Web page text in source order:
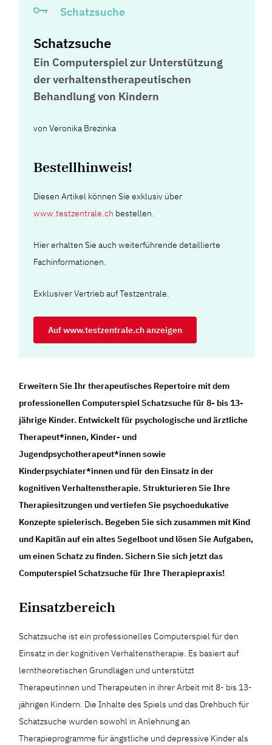
Schatzsuche
Schatzsuche
Ein Computerspiel zur Unterstützung
der verhaltenstherapeutischen
Behandlung von Kindern
vonVeronika Brezinka
Bestellhinweis!
Diesen Artikel können Sie exklusiv über
www.testzentrale.ch bestellen.
Hier erhalten Sie auch weiterführende detaillierte
Fachinformationen.
Exklusiver Vertrieb auf Testzentrale.
Auf www.testzentrale.ch anzeigen
Erweitern Sie Ihr therapeutisches Repertoire mit dem
professionellen Computerspiel Schatzsuche für 8- bis 13-
jährige Kinder. Entwickelt für psychologische und ärztliche
Therapeut*innen, Kinder- und
Jugendpsychotherapeut*innen sowie
Kinderpsychiater*innen und für den Einsatz in der
kognitiven Verhaltenstherapie. Strukturieren Sie Ihre
Therapiesitzungen und vertiefen Sie psychoedukative
Konzepte spielerisch. Begeben Sie sich zusammen mit Kind
und Kapitän auf ein altes Segelboot und lösen Sie Aufgaben,
um einen Schatz zu finden. Sichern Sie sich jetzt das
Computerspiel Schatzsuche für Ihre Therapiepraxis!
Einsatzbereich
Schatzsuche ist ein professionelles Computerspiel für den
Einsatz in der kognitiven Verhaltenstherapie. Es basiert auf
lerntheoretischen Grundlagen und unterstützt
Therapeutinnen und Therapeuten in ihrer Arbeit mit 8- bis 13-
jährigen Kindern. Die Inhalte des Spiels und das Drehbuch für
Schatzsuche wurden sowohl in Anlehnung an
Therapieprogramme für ängstliche und depressive Kinder als